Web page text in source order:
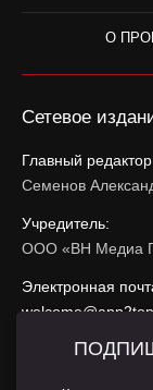
О
Сетевое
Главный
Семенов
Учредитель:
ООО «ВН Медиа
Электронная
При